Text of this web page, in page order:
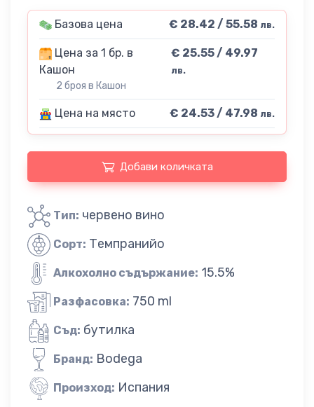
Базова цена € 28.42 / 55.58 лв.
Цена за 1 бр. в
Кашон
2 броя в Кашон
€ 25.55 / 49.97
лв.
Цена на място € 24.53 / 47.98 лв.
Добави количката
Тип: червено вино
Сорт: Темпранийо
Алкохолно съдържание: 15.5%
Разфасовка: 750 ml
Съд: бутилка
Бранд: Bodega
Произход: Испания